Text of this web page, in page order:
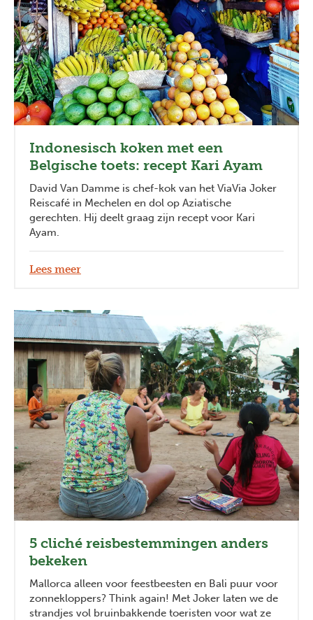
Indonesisch koken met een
Belgische toets: recept Kari Ayam
David Van Damme is chef-kok van het ViaVia Joker
Reiscafé in Mechelen en dol op Aziatische
gerechten. Hij deelt graag zijn recept voor Kari
Ayam.
Lees meer
5 cliché reisbestemmingen anders
bekeken
Mallorca alleen voor feestbeesten en Bali puur voor
zonnekloppers? Think again! Met Joker laten we de
strandjes vol bruinbakkende toeristen voor wat ze